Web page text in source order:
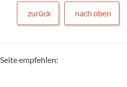
zurück nach oben
Seite empfehlen: